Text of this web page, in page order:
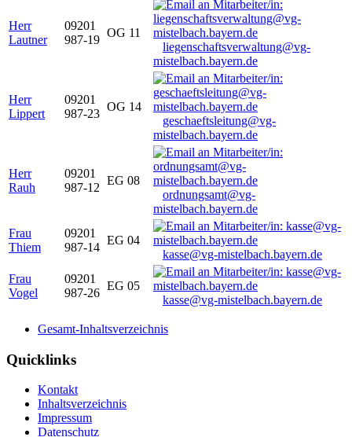
Herr
Lautner
09201
987-19
OG 11
liegenschaftsverwaltung@vg-
mistelbach.bayern.de
Herr
Lippert
09201
987-23
OG 14
geschaeftsleitung@vg-
mistelbach.bayern.de
Herr
Rauh
09201
987-12
EG 08
ordnungsamt@vg-
mistelbach.bayern.de
Frau
Thiem
09201
987-14
EG 04
kasse@vg-mistelbach.bayern.de
Frau
Vogel
09201
987-26
EG 05
kasse@vg-mistelbach.bayern.de
Gesamt-Inhaltsverzeichnis
Quicklinks
Kontakt
Inhaltsverzeichnis
Impressum
Datenschutz